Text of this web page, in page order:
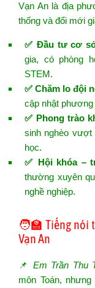
Vạn An là địa
thống và đổi mới
✅ Đầu tư cơ
gia, có phòng
STEM.
✅ Chăm lo đội
cập nhật
✅ Phong trào
sinh nghèo vượt
học.
✅ Hội khóa –
thường xuyên
nghề nghiệp.
🧑‍🏫 Tiếng nói
Vạn An
📌 Em Trần Thu
môn Toán,